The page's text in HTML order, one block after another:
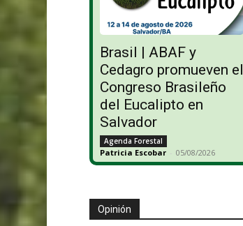
Brasil | ABAF y
Cedagro promueven el
Congreso Brasileño
del Eucalipto en
Salvador
Agenda Forestal
Patricia Escobar - 05/08/2026
Opinión